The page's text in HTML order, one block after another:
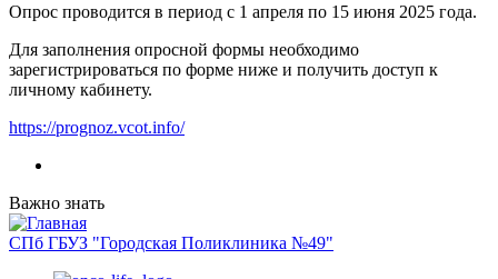
Опрос проводится в период с 1 апреля по 15 июня 2025 года.
Для заполнения опросной формы необходимо
зарегистрироваться по форме ниже и получить доступ к
личному кабинету.
https://prognoz.vcot.info/
Важно знать
СПб ГБУЗ "Городская Поликлиника №49"